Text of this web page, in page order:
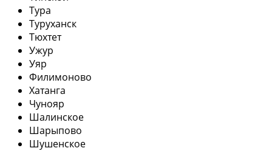
Тура
Туруханск
Тюхтет
Ужур
Уяр
Филимоново
Хатанга
Чунояр
Шалинское
Шарыпово
Шушенское